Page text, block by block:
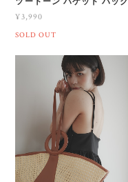
¥3,990
SOLD OUT